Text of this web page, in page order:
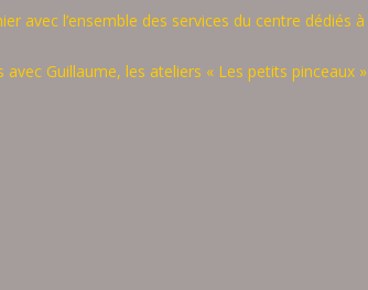
avec l’ensemble des services du centre dédiés à
Guillaume, les ateliers « Les petits pinceaux »